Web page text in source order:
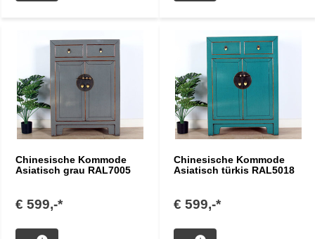
Chinesische Kommode
Asiatisch grau RAL7005
€ 599,-*
Chinesische Kommode
Asiatisch türkis RAL5018
€ 599,-*